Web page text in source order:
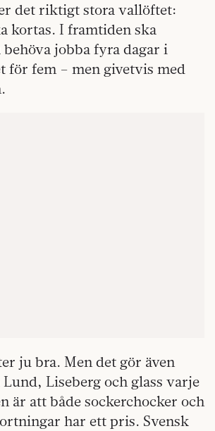
det riktigt stora vallöftet:
kortas. I framtiden ska
behöva jobba fyra dagar i
för fem – men givetvis med
ju bra. Men det gör även
Liseberg och glass varje
är att både sockerchocker och
har ett pris. Svensk